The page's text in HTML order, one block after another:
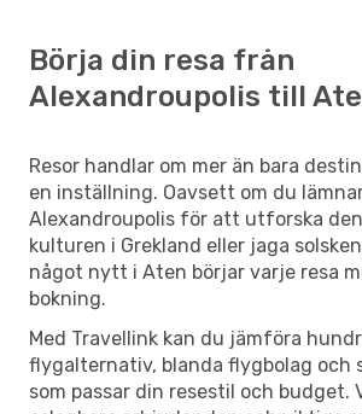
Börja din resa från
Alexandroupolis till
Resor handlar om mer än bara
en inställning. Oavsett om du
Alexandroupolis för att utforska
kulturen i Grekland eller jaga
något nytt i Aten börjar varje resa
bokning.
Med Travellink kan du jämföra
flygalternativ, blanda flygbolag och
som passar din resestil och budget.